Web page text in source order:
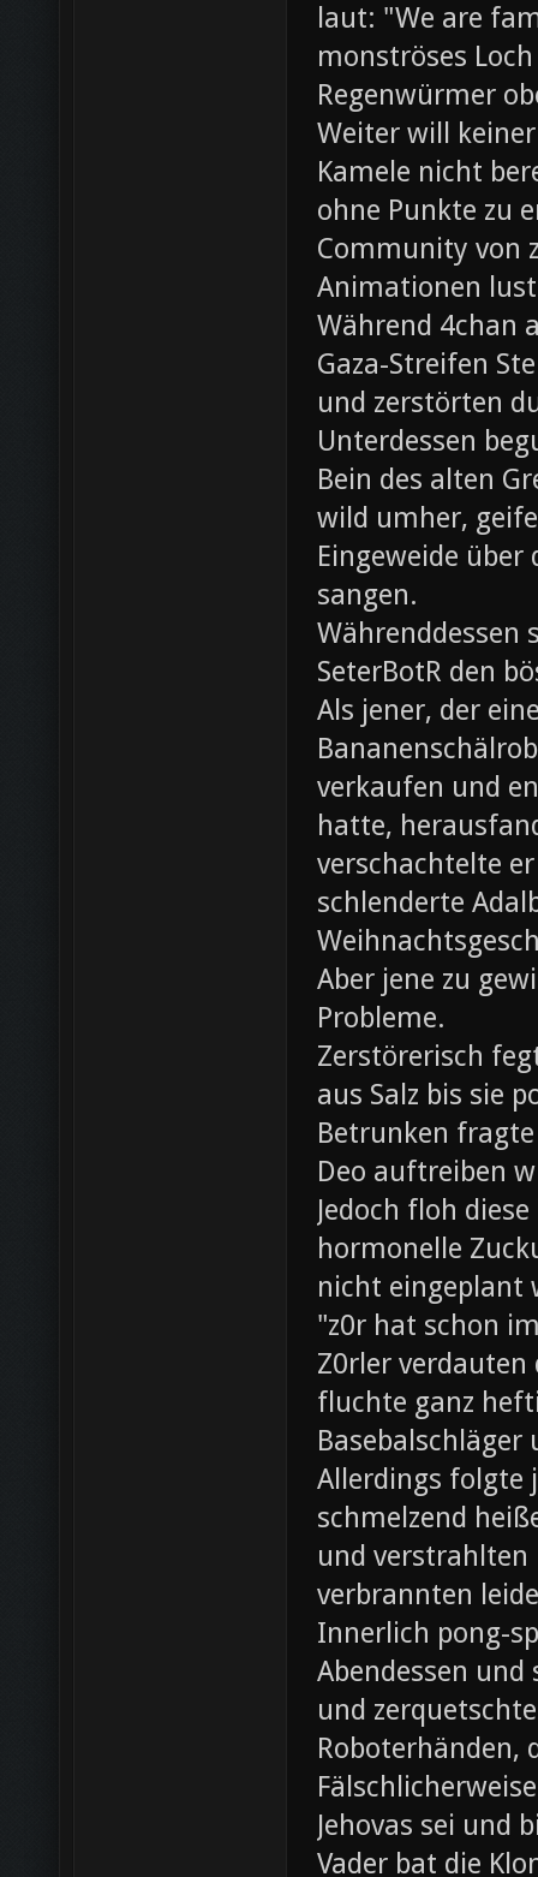
laut: "We are
monströses
Regenwürmer
Weiter will
Kamele nicht
ohne Punkte zu
Community von
Animationen
Während 4chan
Gaza-Streifen
und zerstörten
Unterdessen
Bein des alten
wild umher,
Eingeweide
sangen.
Währenddessen
SeterBotR den
Als jener, der
verkaufen und
hatte,
verschachtelte
schlenderte
Aber jene zu
Probleme.
Zerstörerisch
aus Salz bis sie
Betrunken
Deo auftreiben
Jedoch floh
hormonelle
nicht eingeplant
"z0r hat schon
Z0rler
fluchte ganz
Allerdings folgte
schmelzend
und verstrahlten
verbrannten
Innerlich pong-
Abendessen
und
Roboterhänden,
Jehovas sei und
Vader bat die